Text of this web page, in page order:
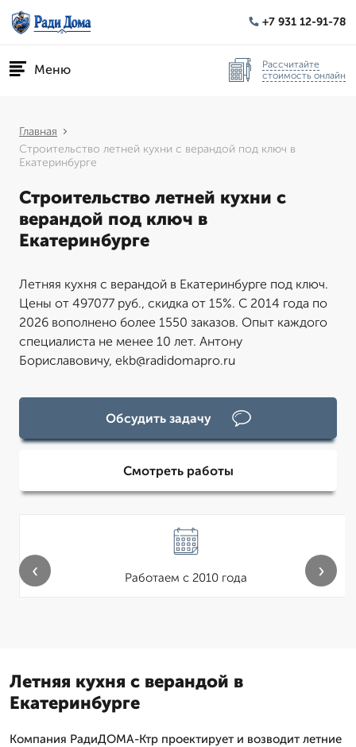
+7 931 12-91-78
Меню
Рассчитайте
стоимость онлайн
Главная
Строительство летней кухни с верандой под ключ в
Екатеринбурге
Строительство летней кухни с
верандой под ключ в
Екатеринбурге
Летняя кухня с верандой в Екатеринбурге под ключ.
Цены от 497077 руб., скидка от 15%. С 2014 года по
2026 вополнено более 1550 заказов. Опыт каждого
специалиста не менее 10 лет. Антону
Бориславовичу, ekb@radidomapro.ru
Обсудить задачу
Смотреть работы
Работаем с 2010 года
‹ ›
Летняя кухня с верандой в
Екатеринбурге
Компания РадиДОМА-Ктр проектирует и возводит летние